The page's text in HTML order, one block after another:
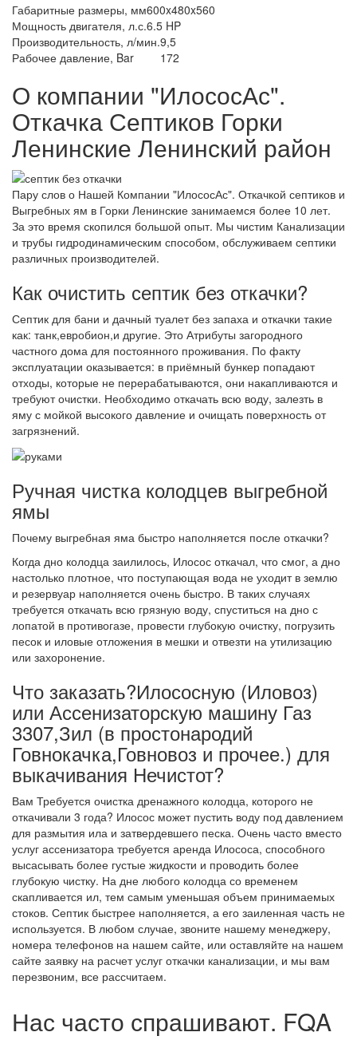
Габаритные размеры, мм600x480x560
Мощность двигателя, л.с.6.5 HP
Производительность, л/мин.9,5
Рабочее давление, Bar
172
О компании "ИлососАс".
Откачка Септиков Горки
Ленинские Ленинский район
Пару слов о Нашей Компании "ИлососАс". Откачкой септиков и
Выгребных ям в Горки Ленинские занимаемся более 10 лет.
За это время скопился большой опыт. Мы чистим Канализации
и трубы гидродинамическим способом, обслуживаем септики
различных производителей.
Как очистить септик без откачки?
Септик для бани и дачный туалет без запаха и откачки такие
как: танк,евробион,и другие. Это Атрибуты загородного
частного дома для постоянного проживания. По факту
эксплуатации оказывается: в приёмный бункер попадают
отходы, которые не перерабатываются, они накапливаются и
требуют очистки. Необходимо откачать всю воду, залезть в
яму с мойкой высокого давление и очищать поверхность от
загрязнений.
Ручная чистка колодцев выгребной
ямы
Почему выгребная яма быстро наполняется после откачки?
Когда дно колодца заилилось, Илосос откачал, что смог, а дно
настолько плотное, что поступающая вода не уходит в землю
и резервуар наполняется очень быстро. В таких случаях
требуется откачать всю грязную воду, спуститься на дно с
лопатой в противогазе, провести глубокую очистку, погрузить
песок и иловые отложения в мешки и отвезти на утилизацию
или захоронение.
Что заказать?Илососную (Иловоз)
или Ассенизаторскую машину Газ
3307,Зил (в простонародий
Говнокачка,Говновоз и прочее.) для
выкачивания Нечистот?
Вам Требуется очистка дренажного колодца, которого не
откачивали 3 года? Илосос может пустить воду под давлением
для размытия ила и затвердевшего песка. Очень часто вместо
услуг ассенизатора требуется аренда Илососа, способного
высасывать более густые жидкости и проводить более
глубокую чистку. На дне любого колодца со временем
скапливается ил, тем самым уменьшая объем принимаемых
стоков. Септик быстрее наполняется, а его заиленная часть не
используется. В любом случае, звоните нашему менеджеру,
номера телефонов на нашем сайте, или оставляйте на нашем
сайте заявку на расчет услуг откачки канализации, и мы вам
перезвоним, все рассчитаем.
Нас часто спрашивают. FQA